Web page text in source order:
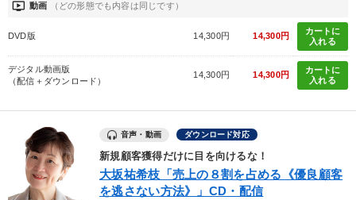
ondemand_video 動画 （どの形態でも内容は同じです）
DVD版 14,300円 14,300円
カートに
入れる
デジタル動画版
（配信＋ダウンロード）
14,300円 14,300円
カートに
入れる
音声・動画 ダウンロード対応
新規顧客獲得だけに目を向けるな！
大坂祐希枝「売上の８割を占める《優良顧客
を逃さない方法》」CD・配信